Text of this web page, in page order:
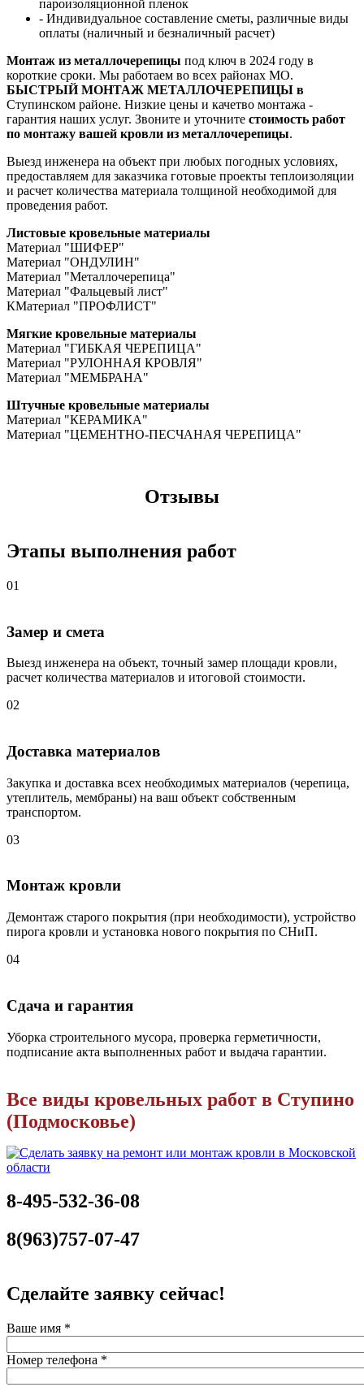
пароизоляционной пленок
- Индивидуальное составление сметы, различные виды
оплаты (наличный и безналичный расчет)
Монтаж из металлочерепицы под ключ в 2024 году в
короткие сроки. Мы работаем во всех районах МО.
БЫСТРЫЙ МОНТАЖ МЕТАЛЛОЧЕРЕПИЦЫ в
Ступинском районе. Низкие цены и качетво монтажа -
гарантия наших услуг. Звоните и уточните стоимость работ
по монтажу вашей кровли из металлочерепицы.
Выезд инженера на объект при любых погодных условиях,
предоставляем для заказчика готовые проекты теплоизоляции
и расчет количества материала толщиной необходимой для
проведения работ.
Листовые кровельные материалы
Материал "ШИФЕР"
Материал "ОНДУЛИН"
Материал "Металлочерепица"
Материал "Фальцевый лист"
КМатериал "ПРОФЛИСТ"
Мягкие кровельные материалы
Материал "ГИБКАЯ ЧЕРЕПИЦА"
Материал "РУЛОННАЯ КРОВЛЯ"
Материал "МЕМБРАНА"
Штучные кровельные материалы
Материал "КЕРАМИКА"
Материал "ЦЕМЕНТНО-ПЕСЧАНАЯ ЧЕРЕПИЦА"
Отзывы
Этапы выполнения работ
01
Замер и смета
Выезд инженера на объект, точный замер площади кровли,
расчет количества материалов и итоговой стоимости.
02
Доставка материалов
Закупка и доставка всех необходимых материалов (черепица,
утеплитель, мембраны) на ваш объект собственным
транспортом.
03
Монтаж кровли
Демонтаж старого покрытия (при необходимости), устройство
пирога кровли и установка нового покрытия по СНиП.
04
Сдача и гарантия
Уборка строительного мусора, проверка герметичности,
подписание акта выполненных работ и выдача гарантии.
Все виды кровельных работ в Ступино
(Подмосковье)
8-495-532-36-08
8(963)757-07-47
Сделайте заявку сейчас!
Ваше имя *
Номер телефона *